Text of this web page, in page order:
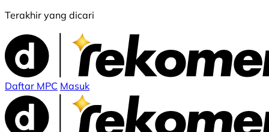
Terakhir yang dicari
Daftar MPC Masuk